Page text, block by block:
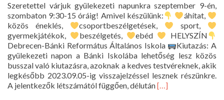
Szeretettel várjuk gyülekezeti napunkra szeptember 9-én,
szombaton 9:30-15 óráig! Amivel készülünk:
áhítat,
közös éneklés,
csoportbeszélgetések,
sport,
gyermekjátékok,
beszélgetés, ebéd
HELYSZÍN
Debrecen-Bánki Református Általános Iskola
Kiutazás: A
gyülekezeti napon a Bánki Iskolába lehetőség lesz közös
busszal való kiutazásra, azoknak a kedves testvéreknek, akik
legkésőbb 2023.09.05-ig visszajelzéssel lesznek részünkre.
A jelentkezők létszámától függően, délutánRead
[…]